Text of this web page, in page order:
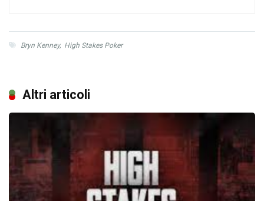
Bryn Kenney, High Stakes Poker
Altri articoli